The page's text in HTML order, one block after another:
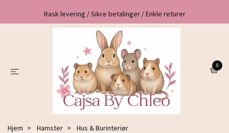
Rask levering / Sikre betalinger / Enkle returer
0
Hjem Hamster
Hus & Burinteriør